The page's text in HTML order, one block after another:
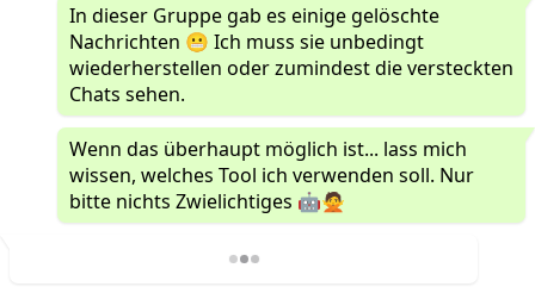
In dieser Gruppe gab es einige gelöschte
Nachrichten 😬 Ich muss sie unbedingt
wiederherstellen oder zumindest die versteckten
Chats sehen.
Wenn das überhaupt möglich ist... lass mich
wissen, welches Tool ich verwenden soll. Nur
bitte nichts Zwielichtiges 🤖🙅